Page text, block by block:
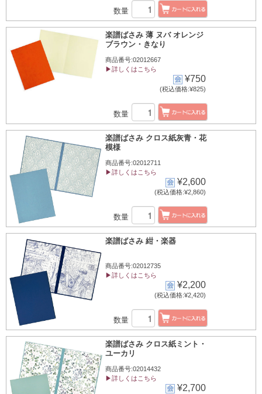
数量
楽譜ばさみ 薄 ヌバ オレンジ
ブラウン・きなり
商品番号:02012667
▶詳しくはこちら
¥750
(税込価格:¥825)
数量
楽譜ばさみ クロス紙灰青・花
模様
商品番号:02012711
▶詳しくはこちら
¥2,600
(税込価格:¥2,860)
数量
楽譜ばさみ 紺・楽器
商品番号:02012735
▶詳しくはこちら
¥2,200
(税込価格:¥2,420)
数量
楽譜ばさみ クロス紙ミント・
ユーカリ
商品番号:02014432
▶詳しくはこちら
¥2,700